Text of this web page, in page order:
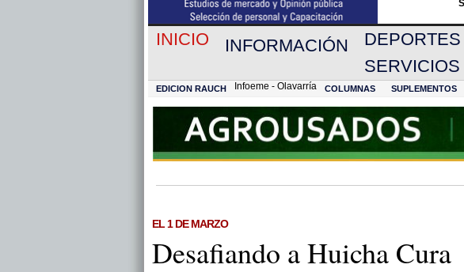
INICIO INFORMACIÓN DEPORTES
SERVICIOS
EDICION RAUCH Infoeme - Olavarría COLUMNAS SUPLEMENTOS
EL 1 DE MARZO
Desafiando a Huicha Cura